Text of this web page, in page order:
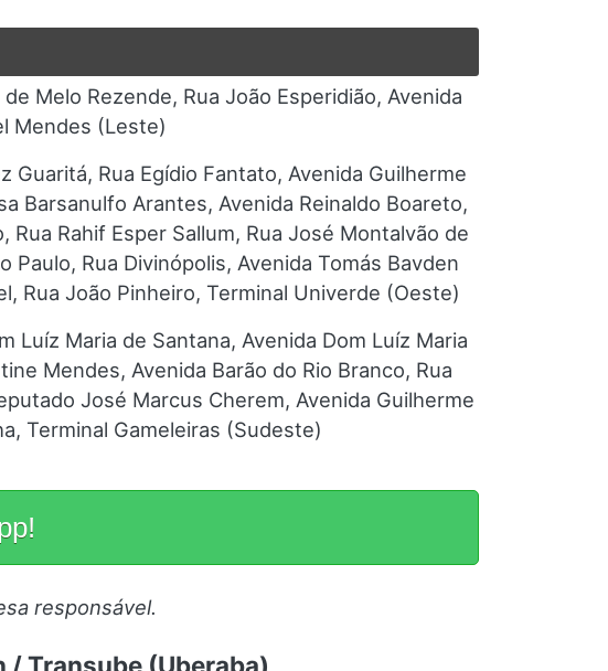
Melo Rezende, Rua João Esperidião, Avenida
Mendes (Leste)
Rua Egídio Fantato, Avenida Guilherme
Barsanulfo Arantes, Avenida Reinaldo Boareto,
Rua Rahif Esper Sallum, Rua José Montalvão de
Paulo, Rua Divinópolis, Avenida Tomás Bavden
Rua João Pinheiro, Terminal Univerde (Oeste)
Luíz Maria de Santana, Avenida Dom Luíz Maria
Mendes, Avenida Barão do Rio Branco, Rua
José Marcus Cherem, Avenida Guilherme
Terminal Gameleiras (Sudeste)
responsável.